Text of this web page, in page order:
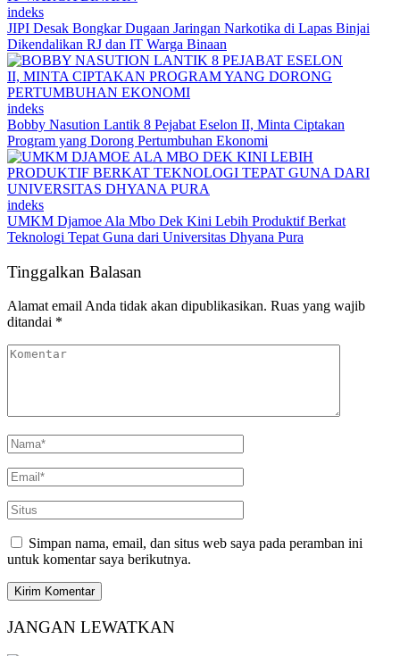
indeks
JIPI Desak Bongkar Dugaan Jaringan Narkotika di Lapas Binjai
Dikendalikan RJ dan IT Warga Binaan
indeks
Bobby Nasution Lantik 8 Pejabat Eselon II, Minta Ciptakan
Program yang Dorong Pertumbuhan Ekonomi
indeks
UMKM Djamoe Ala Mbo Dek Kini Lebih Produktif Berkat
Teknologi Tepat Guna dari Universitas Dhyana Pura
Tinggalkan Balasan
Alamat email Anda tidak akan dipublikasikan. Ruas yang wajib
ditandai *
Simpan nama, email, dan situs web saya pada peramban ini
untuk komentar saya berikutnya.
JANGAN LEWATKAN